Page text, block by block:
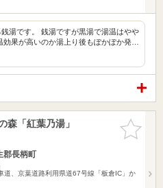
湯です。 銭湯ですが黒湯で湯温はやや
効果が高いのか湯上り後もぽかぽか発…
お気に入
りに追加
「紅葉乃湯」
郡長柄町
道、京葉道路利用県道67号線「板倉IC」か